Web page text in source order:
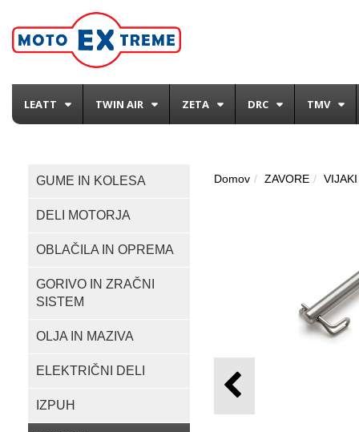
LEATT TWIN AIR ZETA DRC TMV
GUME IN KOLESA
DELI MOTORJA
OBLAČILA IN OPREMA
GORIVO IN ZRAČNI
SISTEM
OLJA IN MAZIVA
ELEKTRIČNI DELI
IZPUH
Domov ZAVORE VIJAKI